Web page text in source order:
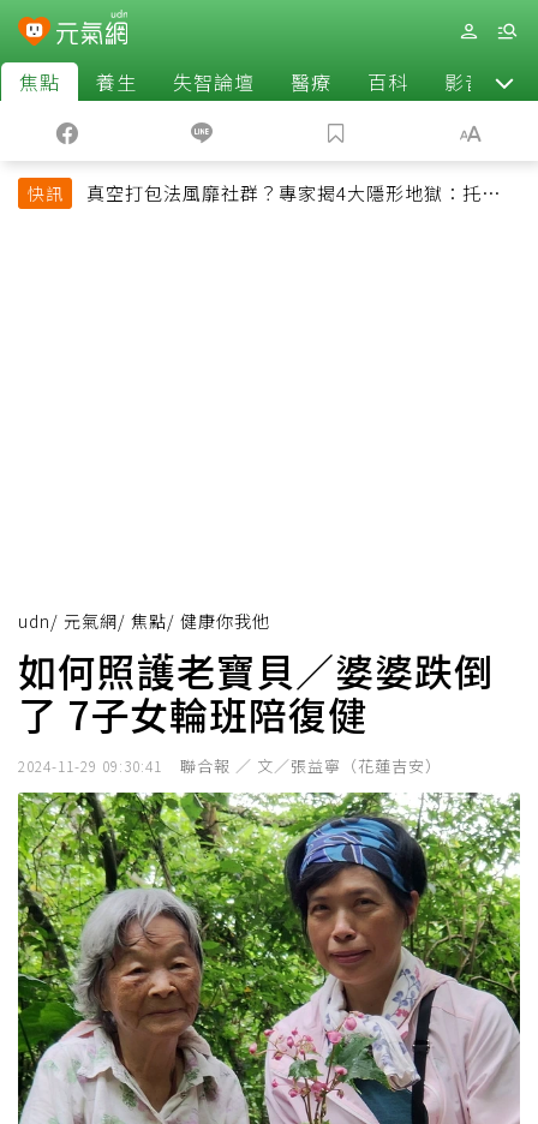
焦點 養生 失智論壇 醫療 百科 影音
快訊
真空打包法風靡社群？專家揭4大隱形地獄：托運恐
udn/ 元氣網/ 焦點/ 健康你我他
如何照護老寶貝／婆婆跌倒
了 7子女輪班陪復健
2024-11-29 09:30:41 聯合報 ／ 文／張益寧（花蓮吉安）